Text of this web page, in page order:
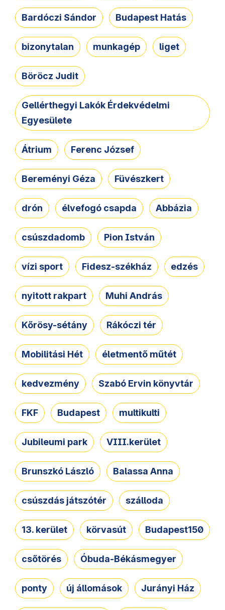
Bardóczi Sándor Budapest Hatás
bizonytalan munkagép liget
Böröcz Judit
Gellérthegyi Lakók Érdekvédelmi
Egyesülete
Átrium Ferenc József
Bereményi Géza Füvészkert
drón élvefogó csapda Abbázia
csúszdadomb Pion István
vízi sport Fidesz-székház edzés
nyitott rakpart Muhi András
Kőrösy-sétány Rákóczi tér
Mobilitási Hét életmentő műtét
kedvezmény Szabó Ervin könyvtár
FKF Budapest multikulti
Jubileumi park VIII.kerület
Brunszkó László Balassa Anna
csúszdás játszótér szálloda
13. kerület körvasút Budapest150
csőtörés Óbuda-Békásmegyer
ponty új állomások Jurányi Ház